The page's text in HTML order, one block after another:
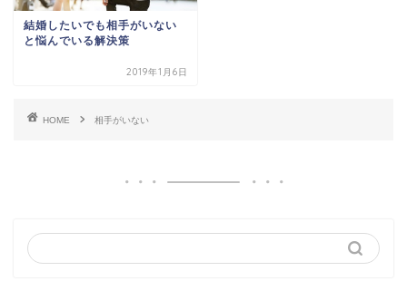
結婚したいでも相手がいない
と悩んでいる解決策
2019年1月6日
HOME 相手がいない